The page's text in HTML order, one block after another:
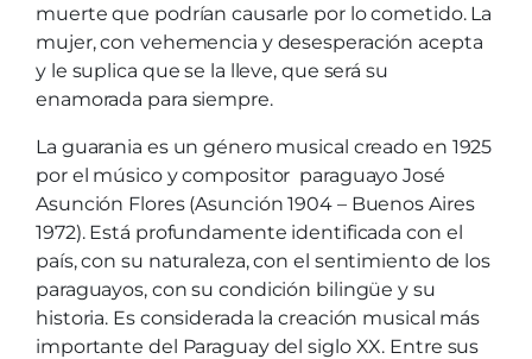
muerte que podrían causarle por lo cometido. La
mujer, con vehemencia y desesperación acepta
y le suplica que se la lleve, que será su
enamorada para siempre.
La guarania es un género musical creado en 1925
por el músico y compositor paraguayo José
Asunción Flores (Asunción 1904 – Buenos Aires
1972). Está profundamente identificada con el
país, con su naturaleza, con el sentimiento de los
paraguayos, con su condición bilingüe y su
historia. Es considerada la creación musical más
importante del Paraguay del siglo XX. Entre sus